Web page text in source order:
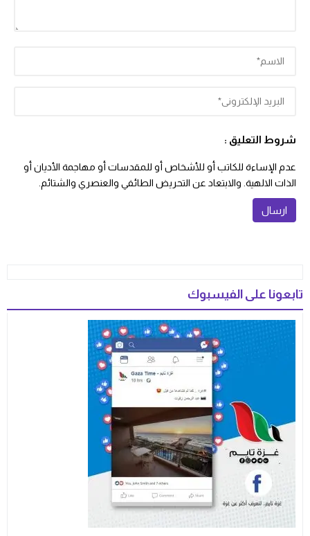
شروط التعليق :
عدم الإساءة للكاتب أو للأشخاص أو للمقدسات أو مهاجمة الأديان أو
الذات الالهية. والابتعاد عن التحريض الطائفي والعنصري والشتائم.
تابعونا على الفيسبوك